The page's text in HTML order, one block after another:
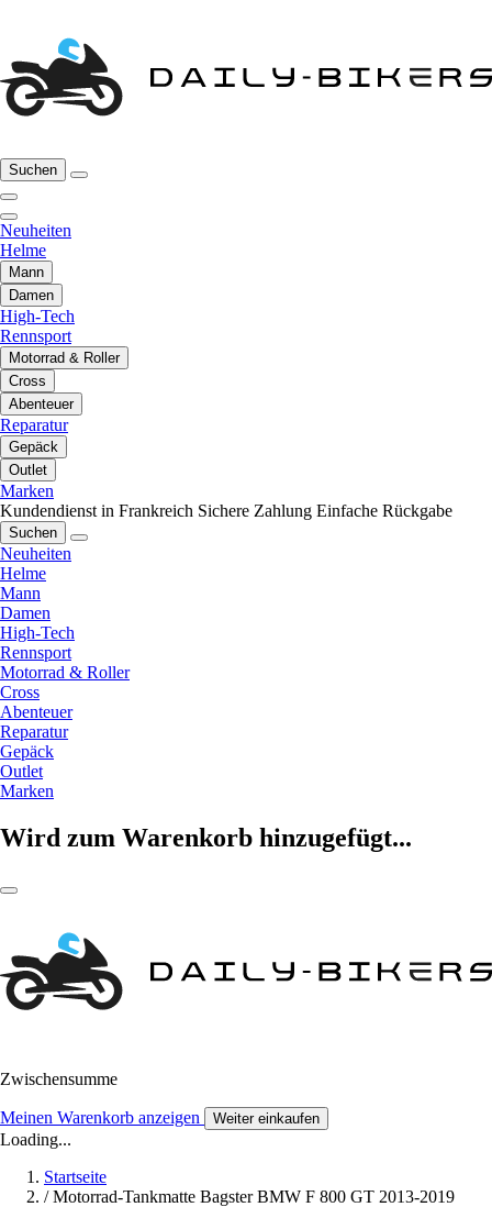
Suchen
Neuheiten
Helme
Mann
Damen
High-Tech
Rennsport
Motorrad & Roller
Cross
Abenteuer
Reparatur
Gepäck
Outlet
Marken
Kundendienst in Frankreich Sichere Zahlung Einfache Rückgabe
Suchen
Neuheiten
Helme
Mann
Damen
High-Tech
Rennsport
Motorrad & Roller
Cross
Abenteuer
Reparatur
Gepäck
Outlet
Marken
Wird zum Warenkorb hinzugefügt...
Zwischensumme
Meinen Warenkorb anzeigen Weiter einkaufen
Loading...
Startseite
/ Motorrad-Tankmatte Bagster BMW F 800 GT 2013-2019